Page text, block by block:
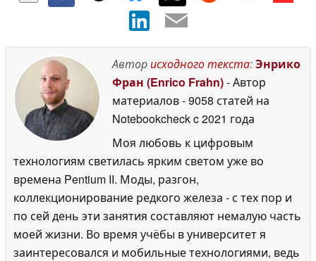
Авторисходного текста:Энрико
Фран (Enrico Frahn)- Автор
материалов- 9058 статей на
Notebookcheckc 2021 года
Моя любовь к цифровым
технологиям светилась ярким светом уже во
времена Pentium II. Моды, разгон,
коллекционирование редкого железа - с тех пор и
по сей день эти занятия составляют немалую часть
моей жизни. Во время учёбы в университет я
заинтересовался и мобильные технологиями, ведь